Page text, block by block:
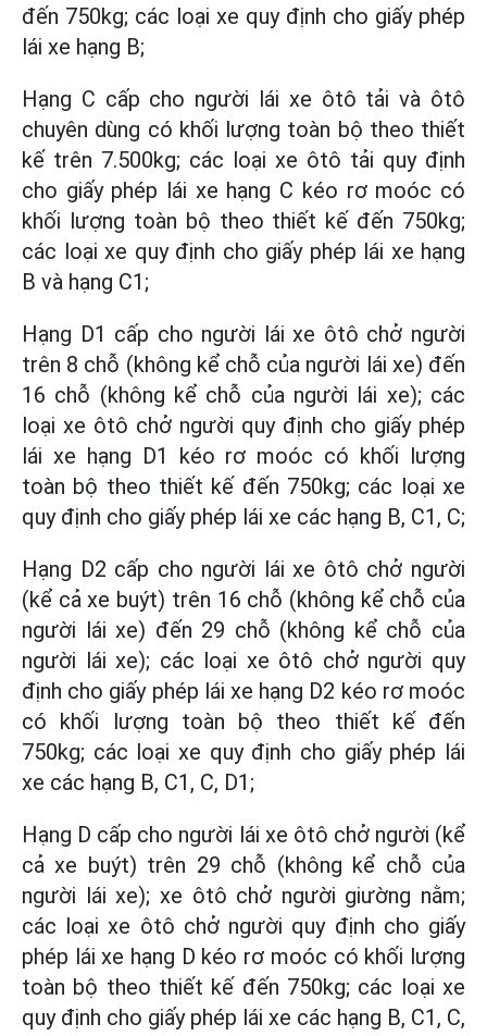
đến 750kg; các loại xe quy định cho giấy phép
lái xe hạng B;
Hạng C cấp cho người lái xe ôtô tải và ôtô
chuyên dùng có khối lượng toàn bộ theo thiết
kế trên 7.500kg; các loại xe ôtô tải quy định
cho giấy phép lái xe hạng C kéo rơ moóc có
khối lượng toàn bộ theo thiết kế đến 750kg;
các loại xe quy định cho giấy phép lái xe hạng
B và hạng C1;
Hạng D1 cấp cho người lái xe ôtô chở người
trên 8 chỗ (không kể chỗ của người lái xe) đến
16 chỗ (không kể chỗ của người lái xe); các
loại xe ôtô chở người quy định cho giấy phép
lái xe hạng D1 kéo rơ moóc có khối lượng
toàn bộ theo thiết kế đến 750kg; các loại xe
quy định cho giấy phép lái xe các hạng B, C1, C;
Hạng D2 cấp cho người lái xe ôtô chở người
(kể cả xe buýt) trên 16 chỗ (không kể chỗ của
người lái xe) đến 29 chỗ (không kể chỗ của
người lái xe); các loại xe ôtô chở người quy
định cho giấy phép lái xe hạng D2 kéo rơ moóc
có khối lượng toàn bộ theo thiết kế đến
750kg; các loại xe quy định cho giấy phép lái
xe các hạng B, C1, C, D1;
Hạng D cấp cho người lái xe ôtô chở người (kể
cả xe buýt) trên 29 chỗ (không kể chỗ của
người lái xe); xe ôtô chở người giường nằm;
các loại xe ôtô chở người quy định cho giấy
phép lái xe hạng D kéo rơ moóc có khối lượng
toàn bộ theo thiết kế đến 750kg; các loại xe
quy định cho giấy phép lái xe các hạng B, C1, C,